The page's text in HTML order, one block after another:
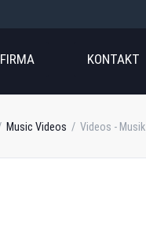
FIRMA KONTAKT
Music Videos Videos - Musik